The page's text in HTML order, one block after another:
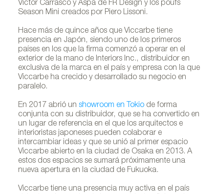
Victor Carrasco y Aspa de FR Design y los poufs
Season Mini creados por Piero Lissoni.
Hace más de quince años que Viccarbe tiene
presencia en Japón, siendo uno de los primeros
países en los que la firma comenzó a operar en el
exterior de la mano de Interiors Inc., distribuidor en
exclusiva de la marca en el país y empresa con la que
Viccarbe ha crecido y desarrollado su negocio en
paralelo.
En 2017 abrió unshowroom en Tokio de forma
conjunta con su distribuidor, que se ha convertido en
un lugar de referencia en el que los arquitectos e
interioristas japoneses pueden colaborar e
intercambiar ideas y que se unió al primer espacio
Viccarbe abierto en la ciudad de Osaka en 2013. A
estos dos espacios se sumará próximamente una
nueva apertura en la ciudad de Fukuoka.
Viccarbe tiene una presencia muy activa en el país